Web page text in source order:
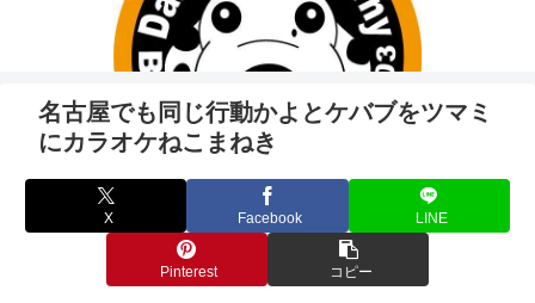
名古屋でも同じ行動かよとケバブをツマミ
にカラオケねこまねき
X Facebook LINE
Pinterest コピー